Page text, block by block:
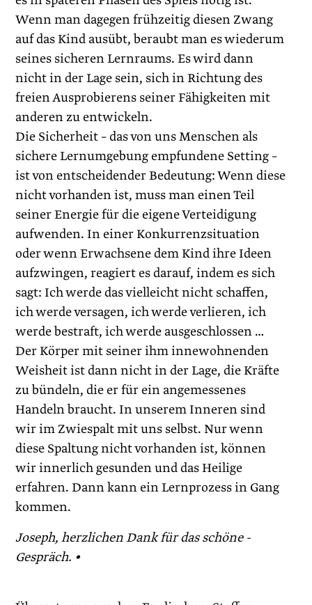
Wenn man dagegen frühzeitig diesen Zwang
auf das Kind ausübt, beraubt man es wiederum
seines sicheren Lernraums. Es wird dann
nicht in der Lage sein, sich in Richtung des
freien Ausprobierens seiner Fähigkeiten mit
anderen zu entwickeln.
Die Sicherheit – das von uns Menschen als
sichere Lernumgebung empfundene Setting –
ist von entscheidender Bedeutung: Wenn diese
nicht vorhanden ist, muss man einen Teil
seiner Energie für die eigene Verteidigung
aufwenden. In einer Konkurrenzsituation
oder wenn Erwachsene dem Kind ihre Ideen
aufzwingen, reagiert es darauf, indem es sich
sagt: Ich werde das vielleicht nicht schaffen,
ich werde versagen, ich werde verlieren, ich
werde bestraft, ich werde ausgeschlossen …
Der Körper mit seiner ihm innewohnenden
Weisheit ist dann nicht in der Lage, die Kräfte
zu bündeln, die er für ein angemessenes
Handeln braucht. In unserem Inneren sind
wir im Zwiespalt mit uns selbst. Nur wenn
diese Spaltung nicht vorhanden ist, können
wir innerlich gesunden und das Heilige
erfahren. Dann kann ein Lernprozess in Gang
kommen.
Joseph, herzlichen Dank für das schöne ­
Gespräch. •